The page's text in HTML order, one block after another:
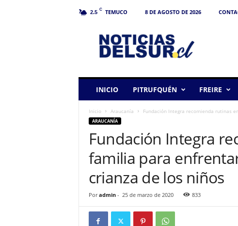
2.5 C TEMUCO 8 DE AGOSTO DE 2026
INICIO PITRUFQUÉN FREIRE
Inicio Araucanía Fundación Integra recomienda rutinas
ARAUCANÍA
Fundación Integra
familia para
crianza de los niños
Por admin- 25 de marzo de 2020 833